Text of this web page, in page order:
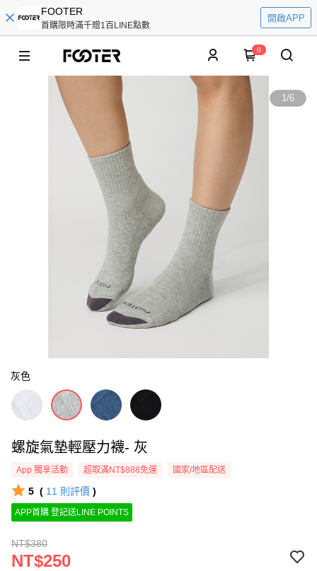
FOOTER
首購限時滿千贈1百LINE點數
開啟APP
0
1/6
灰色
螺旋氣墊輕壓力襪- 灰
App 獨享活動 超取滿NT$888免運 國家/地區配送
5 ( 11 則評價 )
APP首購 登記送LINE POINTS
NT$380
NT$250